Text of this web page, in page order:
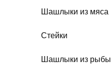
Шашлыки из мяса
Стейки
Шашлыки из рыбы